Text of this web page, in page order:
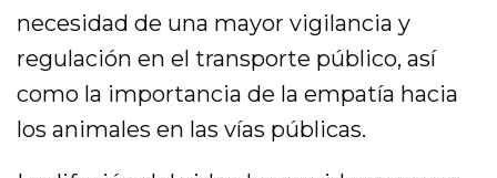
necesidad de una mayor vigilancia y
regulación en el transporte público, así
como la importancia de la empatía hacia
los animales en las vías públicas.